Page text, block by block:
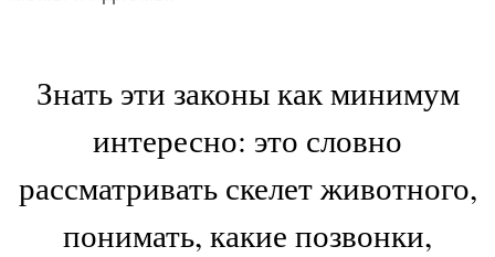
Знать эти законы как минимум
интересно: это словно
рассматривать скелет животного,
понимать, какие позвонки,